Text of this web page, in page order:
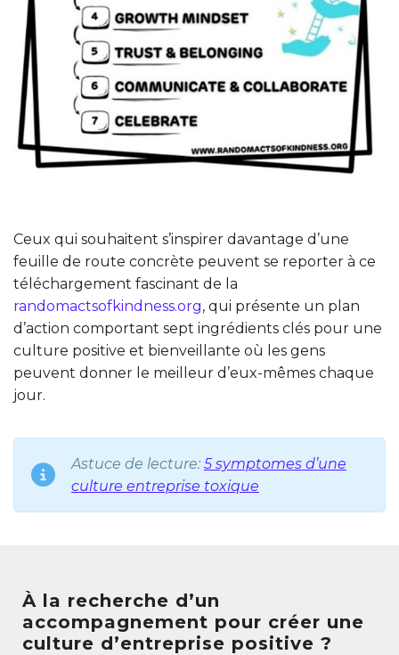
Ceux qui souhaitent s’inspirer davantage d’une
feuille de route concrète peuvent se reporter à ce
téléchargement fascinant de la
randomactsofkindness.org, qui présente un plan
d’action comportant sept ingrédients clés pour une
culture positive et bienveillante où les gens
peuvent donner le meilleur d’eux-mêmes chaque
jour.
Astuce de lecture: 5 symptomes d’une
culture entreprise toxique
À la recherche d’un
accompagnement pour créer une
culture d’entreprise positive ?